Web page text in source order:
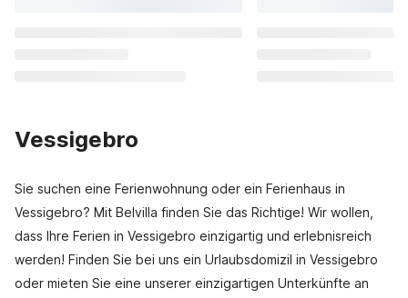
Vessigebro
Sie suchen eine Ferienwohnung oder ein Ferienhaus in
Vessigebro? Mit Belvilla finden Sie das Richtige! Wir wollen,
dass Ihre Ferien in Vessigebro einzigartig und erlebnisreich
werden! Finden Sie bei uns ein Urlaubsdomizil in Vessigebro
oder mieten Sie eine unserer einzigartigen Unterkünfte an